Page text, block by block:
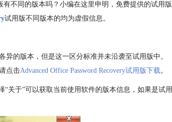
不同的版本吗？小编在这里申明，免费提供的试用版
试用版不同版本的均为虚假信息。
异的版本，但是这一区分标准并未沿袭至试用版中。
点击Advanced Office Password Recovery试用版下载。
“关于”可以获取当前使用软件的版本信息，如果是试用